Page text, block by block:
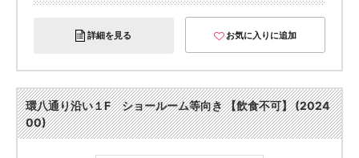
詳細を見る お気に入りに追加
環八通り沿い１F ショールーム等向き 【飲食不可】 (2024
00)